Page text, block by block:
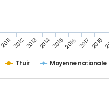
Thuir Moyenne nationale
2011 20122013 201420152016 2017 2018